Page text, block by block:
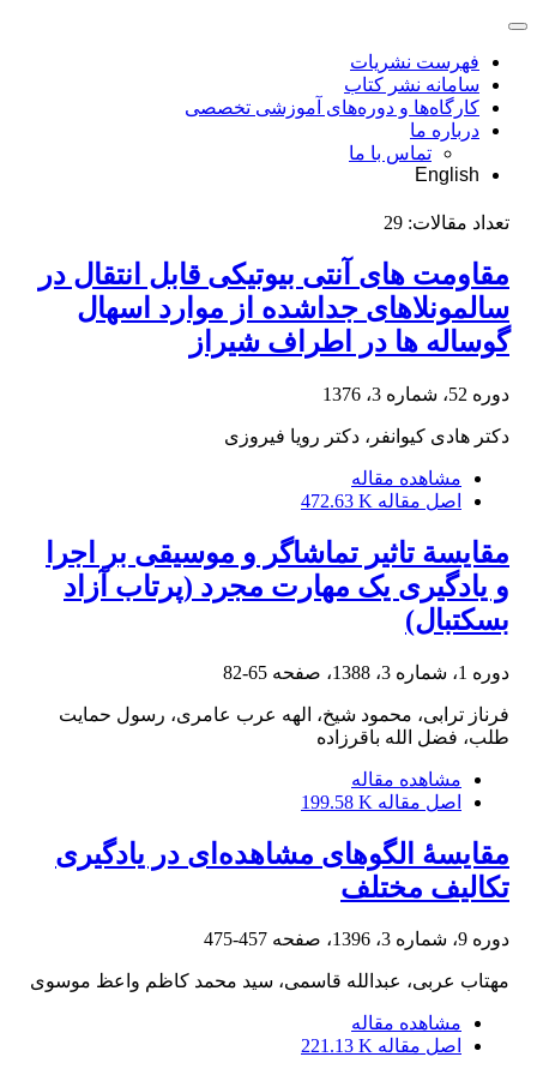
فهرست نشریات
سامانه نشر کتاب
کارگاه‌ها و دوره‌های آموزشی تخصصی
درباره ما
تماس با ما
English
تعداد مقالات: 29
مقاومت های آنتی بیوتیکی قابل انتقال در
سالمونلاهای جداشده از موارد اسهال
گوساله ها در اطراف شیراز
دوره 52، شماره 3، 1376
دکتر هادی کیوانفر، دکتر رویا فیروزی
مشاهده مقاله
اصل مقاله 472.63 K
مقایسة تاثیر تماشاگر و موسیقی بر اجرا
و یادگیری یک مهارت مجرد (پرتاب آزاد
بسکتبال)
دوره 1، شماره 3، 1388، صفحه 65-82
فرناز ترابی، محمود شیخ، الهه عرب عامری، رسول حمایت
طلب، فضل الله باقرزاده
مشاهده مقاله
اصل مقاله 199.58 K
مقایسۀ الگوهای مشاهده‌ای در یادگیری
تکالیف مختلف
دوره 9، شماره 3، 1396، صفحه 457-475
مهتاب عربی، عبدالله قاسمی، سید محمد کاظم واعظ موسوی
مشاهده مقاله
اصل مقاله 221.13 K